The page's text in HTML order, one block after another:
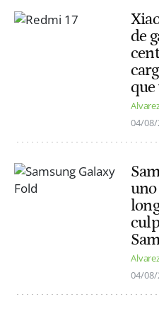
de
que
04/08/
uno
04/08/